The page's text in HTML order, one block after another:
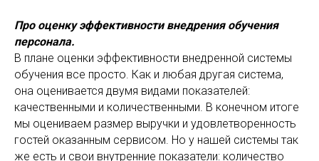
Про оценку эффективности внедрения обучения
персонала.
В плане оценки эффективности внедренной системы
обучения все просто. Как и любая другая система,
она оценивается двумя видами показателей:
качественными и количественными. В конечном итоге
мы оцениваем размер выручки и удовлетворенность
гостей оказанным сервисом. Но у нашей системы так
же есть и свои внутренние показатели: количество